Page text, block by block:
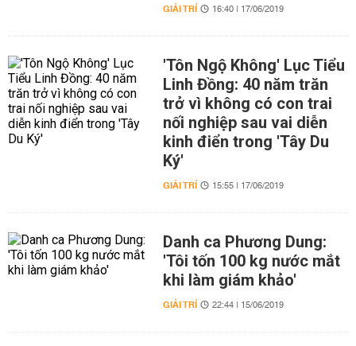
GIẢI TRÍ 16:40 | 17/06/2019
'Tôn Ngộ Không' Lục Tiểu
Linh Đồng: 40 năm trăn
trở vì không có con trai
nối nghiệp sau vai diễn
kinh điển trong 'Tây Du
Ký'
GIẢI TRÍ 15:55 | 17/06/2019
Danh ca Phương Dung:
'Tôi tốn 100 kg nước mắt
khi làm giám khảo'
GIẢI TRÍ 22:44 | 15/06/2019